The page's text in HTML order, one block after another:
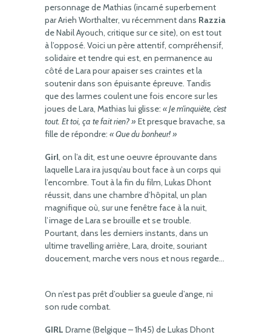
personnage de Mathias (incarné superbement
par Arieh Worthalter, vu récemment dans Razzia
de Nabil Ayouch, critique sur ce site), on est tout
à l’opposé. Voici un père attentif, compréhensif,
solidaire et tendre qui est, en permanence au
côté de Lara pour apaiser ses craintes et la
soutenir dans son épuisante épreuve. Tandis
que des larmes coulent une fois encore sur les
joues de Lara, Mathias lui glisse: « Je m’inquiète, c’est
tout. Et toi, ça te fait rien? » Et presque bravache, sa
fille de répondre: « Que du bonheur! »
Girl, on l’a dit, est une oeuvre éprouvante dans
laquelle Lara ira jusqu’au bout face à un corps qui
l’encombre. Tout à la fin du film, Lukas Dhont
réussit, dans une chambre d’hôpital, un plan
magnifique où, sur une fenêtre face à la nuit,
l’image de Lara se brouille et se trouble.
Pourtant, dans les derniers instants, dans un
ultime travelling arrière, Lara, droite, souriant
doucement, marche vers nous et nous regarde…
On n’est pas prêt d’oublier sa gueule d’ange, ni
son rude combat.
GIRL Drame (Belgique – 1h45) de Lukas Dhont